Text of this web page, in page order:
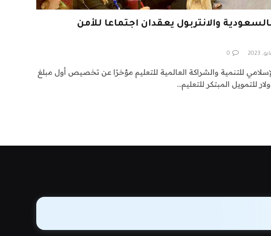
والانتربول يعقدان اجتماعا للأمن
0
للتنمية والشراكة العالمية للتعليم مؤخرًا عن تخصيص أول مبلغ